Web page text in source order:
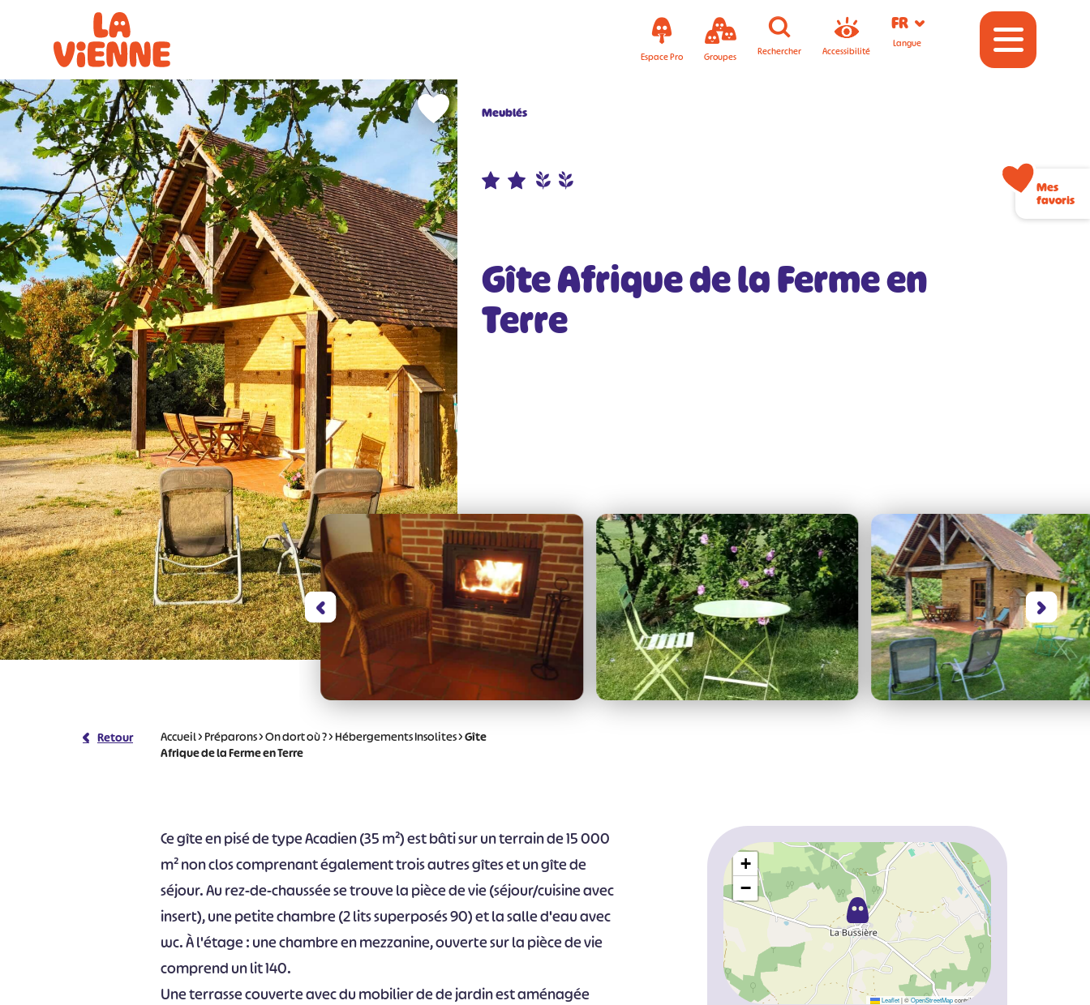
Espace Pro Groupes Rechercher Accessibilité
FR
Langue
Meublés
Gîte Afrique de la Ferme en
Terre
Retour Accueil>Préparons>On dort où ?>Hébergements Insolites>Gîte
Afrique de la Ferme en Terre
Ce gîte en pisé de type Acadien (35 m²) est bâti sur un terrain de 15 000
m² non clos comprenant également trois autres gîtes et un gîte de
séjour. Au rez-de-chaussée se trouve la pièce de vie (séjour/cuisine avec
insert), une petite chambre (2 lits superposés 90) et la salle d'eau avec
wc. À l'étage : une chambre en mezzanine, ouverte sur la pièce de vie
comprend un lit 140.
Une terrasse couverte avec du mobilier de de jardin est aménagée
+
−
Leaflet|©OpenStreetMapcontributors
Mes
favoris
Panneau de gestion des cookies